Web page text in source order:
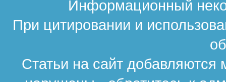
Информационный
При цитировании и
Статьи на сайт